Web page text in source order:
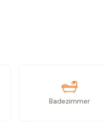
Badezimmer